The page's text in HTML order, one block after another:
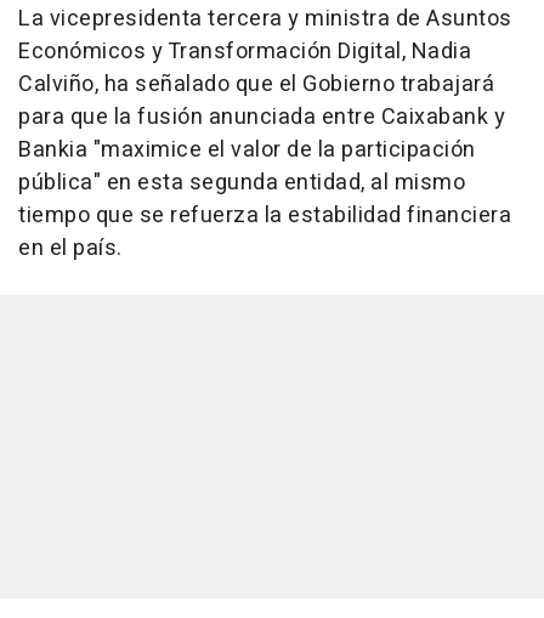
La vicepresidenta tercera y ministra de Asuntos
Económicos y Transformación Digital, Nadia
Calviño, ha señalado que el Gobierno trabajará
para que la fusión anunciada entre Caixabank y
Bankia "maximice el valor de la participación
pública" en esta segunda entidad, al mismo
tiempo que se refuerza la estabilidad financiera
en el país.